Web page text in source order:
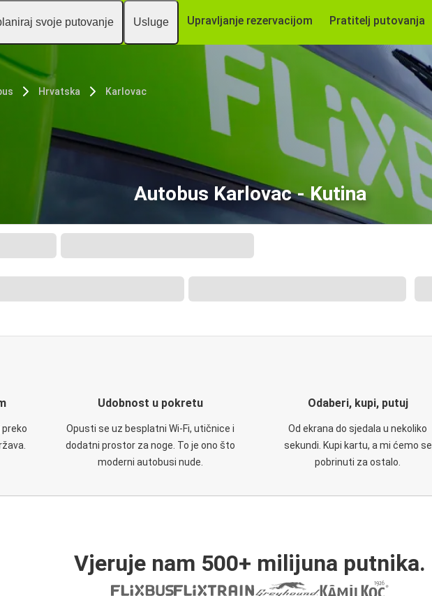
svoje putovanje Usluge Upravljanje rezervacijom Pratitelj putovanja
Hrvatska Karlovac
Autobus Karlovac - Kutina
Udobnost u pokretu
Opusti se uz besplatni Wi-Fi, utičnice i
dodatni prostor za noge. To je ono što
moderni autobusi nude.
Odaberi, kupi, putuj
Od ekrana do sjedala u nekoliko
sekundi. Kupi kartu, a mi ćemo se
pobrinuti za ostalo.
Vjeruje nam 500+ milijuna putnika.